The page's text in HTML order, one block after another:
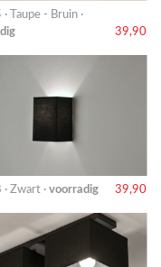
Taupe - Bruin ·
39,90
Zwart · voorradig 39,90